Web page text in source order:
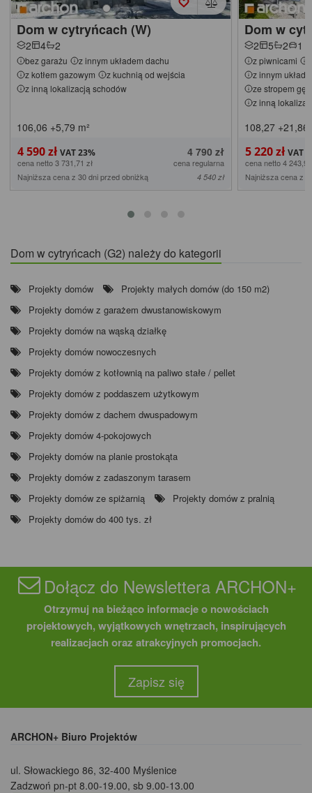
Dom w cytryńcach (W)
2 4 2
bez garażu
z innym układem dachu
z kotłem gazowym
z kuchnią od wejścia
z inną lokalizacją schodów
106,06 +5,79 m²
4 590 zł 4 790 zł
cena netto 3 731,71 zł
cena regularna
Najniższa cena z 30 dni przed obniżką
4 540 zł
Dom w
2 5 2 1
z piwnicami
z innym
ze stropem
z inną
108,27 +21,86
5 220 zł
cena netto 4
Najniższa cena z
Dom w cytryńcach (G2) należy do kategorii
Projekty domów
Projekty małych domów (do 150 m2)
Projekty domów z garażem dwustanowiskowym
Projekty domów na wąską działkę
Projekty domów nowoczesnych
Projekty domów z kotłownią na paliwo stałe / pellet
Projekty domów z poddaszem użytkowym
Projekty domów z dachem dwuspadowym
Projekty domów 4-pokojowych
Projekty domów na planie prostokąta
Projekty domów z zadaszonym tarasem
Projekty domów ze spiżarnią
Projekty domów z pralnią
Projekty domów do 400 tys. zł
Dołącz do Newslettera ARCHON+
Otrzymuj na bieżąco informacje o nowościach
projektowych, wyjątkowych wnętrzach, inspirujących
realizacjach oraz atrakcyjnych promocjach.
Zapisz się
ARCHON+ Biuro Projektów
ul. Słowackiego 86, 32-400 Myślenice
Zadzwoń pn-pt 8.00-19.00, sb 9.00-13.00